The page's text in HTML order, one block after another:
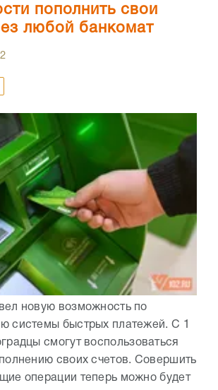
пополнить свои
любой банкомат
новую возможность по
системы быстрых платежей. С 1
смогут воспользоваться
своих счетов. Совершить
операции теперь можно будет